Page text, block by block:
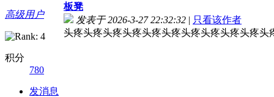
高级用户
积分
780
发消息
板凳
发表于 2026-3-27 22:32:32 | 只看该作者
头疼头疼头疼头疼头疼头疼头疼头疼头疼头疼头